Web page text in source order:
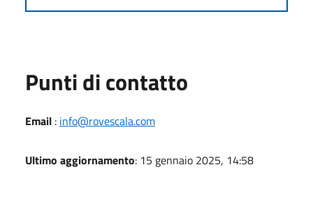
Punti di contatto
Email : info@rovescala.com
Ultimo aggiornamento: 15 gennaio 2025, 14:58